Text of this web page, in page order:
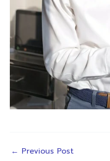
← Previous Post